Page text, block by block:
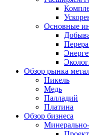
Основные
Обзор рынка
Никель
Медь
Палладий
Платина
Обзор бизнеса
Минерально-